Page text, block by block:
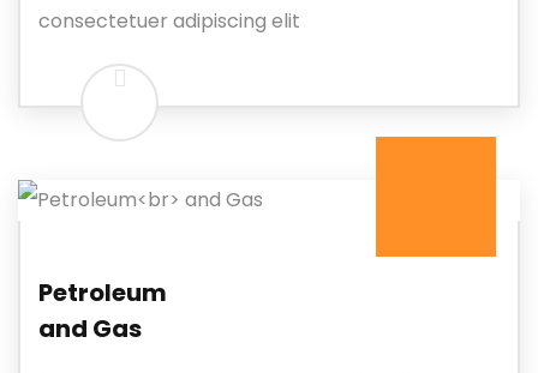
consectetuer adipiscing elit
Petroleum
and Gas